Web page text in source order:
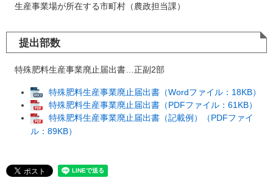
生産事業場が所在する市町村（農政担当課）
提出部数
特殊肥料生産事業廃止届出書…正副2部
特殊肥料生産事業廃止届出書（Wordファイル：18KB）
特殊肥料生産事業廃止届出書（PDFファイル：61KB）
特殊肥料生産事業廃止届出書（記載例）（PDFファイ
ル：89KB）